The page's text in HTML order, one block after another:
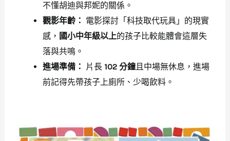
不懂胡迪與邦妮的關係。
觀影年齡： 電影探討「科技取代玩具」的現實
感， 國小中年級以上的孩子比較能體會這層失
落與共鳴。
進場準備：
片長 102 分鐘且中場無休息，進場
前記得先帶孩子上廁所、少喝飲料。